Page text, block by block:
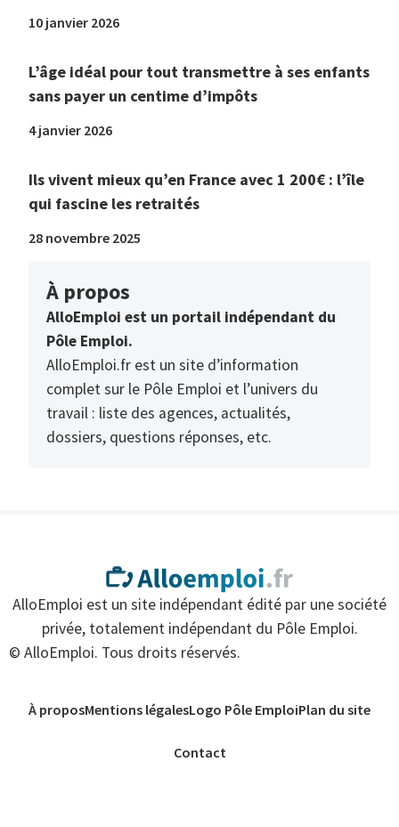
10 janvier 2026
L’âge idéal pour tout transmettre à ses enfants
sans payer un centime d’impôts
4 janvier 2026
Ils vivent mieux qu’en France avec 1 200€ : l’île
qui fascine les retraités
28 novembre 2025
À propos
AlloEmploi est un portail indépendant du
Pôle Emploi.
AlloEmploi.fr est un site d’information
complet sur le Pôle Emploi et l’univers du
travail : liste des agences, actualités,
dossiers, questions réponses, etc.
AlloEmploi est un site indépendant édité par une société
privée, totalement indépendant du Pôle Emploi.
© AlloEmploi. Tous droits réservés.
À proposMentions légalesLogo Pôle EmploiPlan du site
Contact